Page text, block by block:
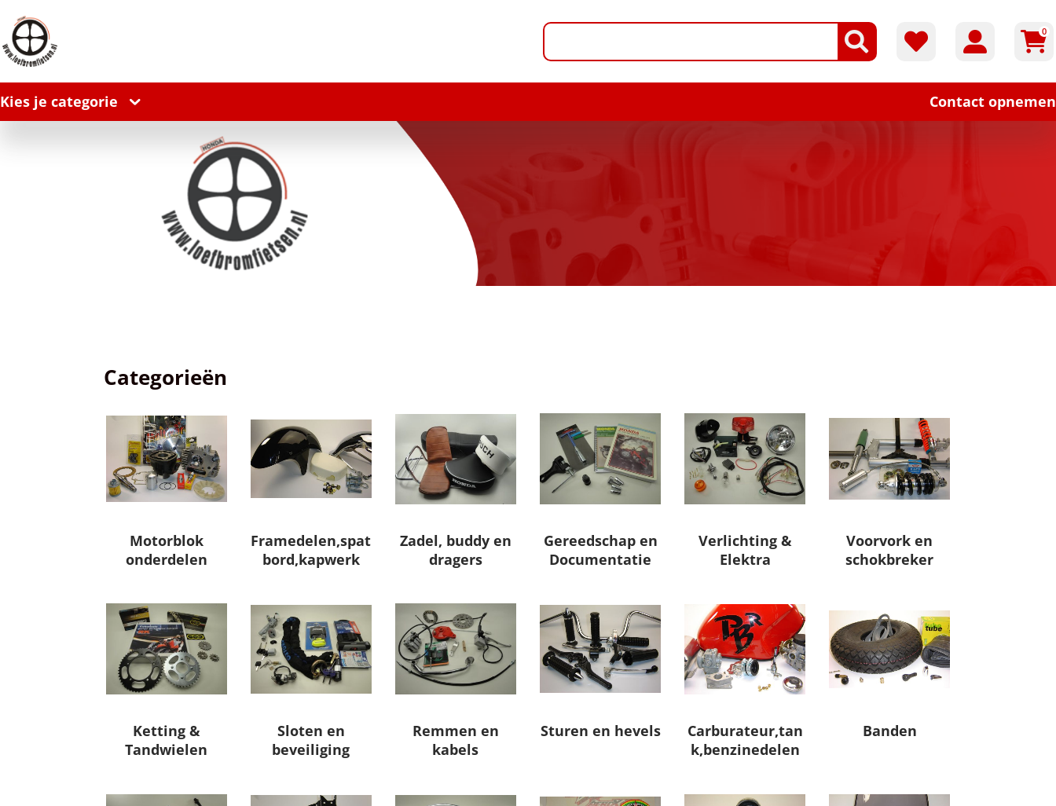
0
Kies je categorie Contact opnemen
Categorieën
Motorblok
onderdelen
Framedelen,spat
bord,kapwerk
Zadel, buddy en
dragers
Gereedschap en
Documentatie
Verlichting &
Elektra
Voorvork en
schokbreker
Ketting &
Tandwielen
Sloten en
beveiliging
Remmen en
kabels
Sturen en hevels
Carburateur,tan
k,benzinedelen
Banden